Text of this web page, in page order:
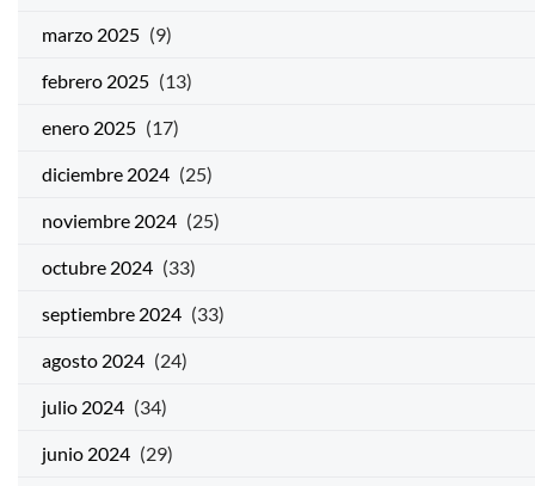
marzo 2025 (9)
febrero 2025 (13)
enero 2025 (17)
diciembre 2024 (25)
noviembre 2024 (25)
octubre 2024 (33)
septiembre 2024 (33)
agosto 2024 (24)
julio 2024 (34)
junio 2024 (29)